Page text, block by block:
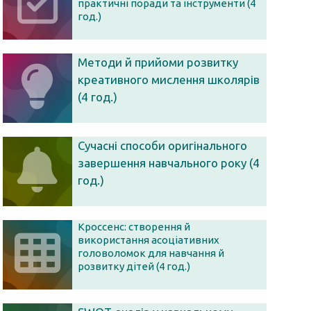
практичні поради та інструменти (4
год.)
Методи й прийоми розвитку
креативного мислення школярів
(4 год.)
Сучасні способи оригінального
завершення навчального року (4
год.)
Кроссенс: створення й
використання асоціативних
головоломок для навчання й
розвитку дітей (4 год.)